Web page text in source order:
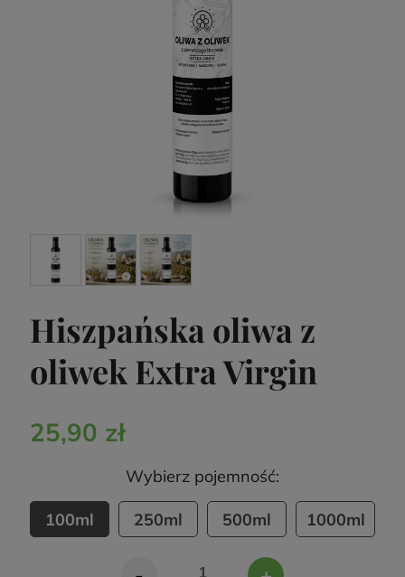
Hiszpańska oliwa z
oliwek Extra Virgin
25,90 zł
Wybierz pojemność:
100ml 250ml 500ml 1000ml